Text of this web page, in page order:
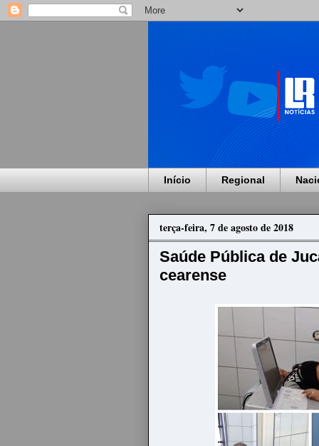
Início Regional
terça-feira, 7 de agosto de 2018
Saúde Pública de
cearense